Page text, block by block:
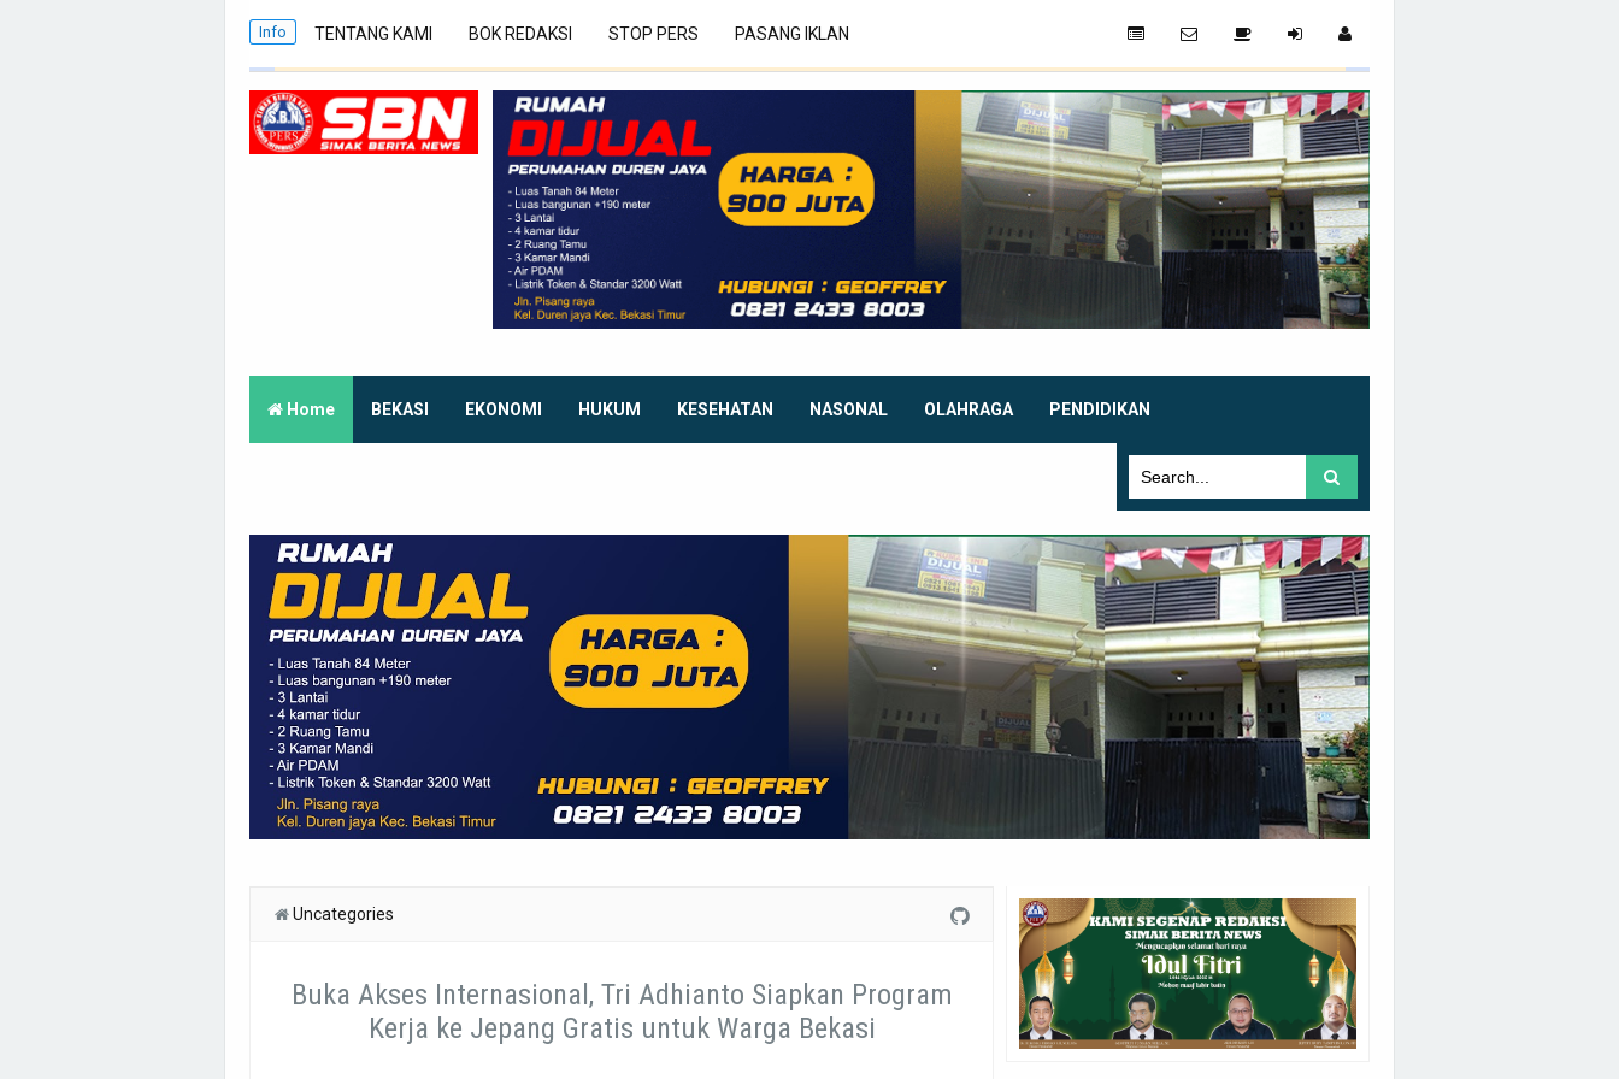
Info TENTANG KAMI BOK REDAKSI STOP PERS PASANG IKLAN
Home BEKASI EKONOMI HUKUM KESEHATAN NASONAL OLAHRAGA PENDIDIKAN
Uncategories
Buka Akses Internasional, Tri Adhianto Siapkan Program
Kerja ke Jepang Gratis untuk Warga Bekasi